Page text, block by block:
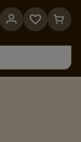
Go
page
Go
page